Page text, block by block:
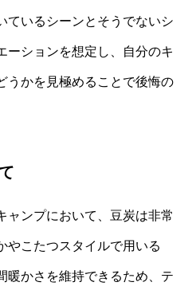
ているシーンとそうでないシ
ーションを想定し、自分のキ
うかを見極めることで後悔の
ャンプにおいて、豆炭は非常
やこたつスタイルで用いる
暖かさを維持できるため、テ